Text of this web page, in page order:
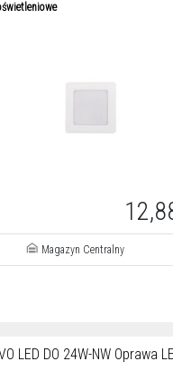
Magazyn Centralny
LED DO 24W-NW Oprawa